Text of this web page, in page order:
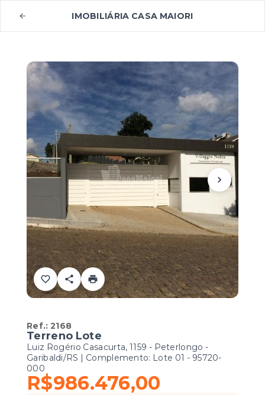
IMOBILIÁRIA CASA MAIORI
Ref.:2168
Terreno Lote
Luiz Rogério Casacurta, 1159 - Peterlongo -
Garibaldi/RS | Complemento: Lote 01 - 95720-
000
R$986.476,00